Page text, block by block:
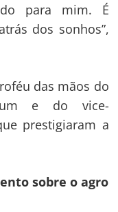
para mim. É
dos sonhos”,
das mãos do
e do vice-
prestigiaram a
sobre o agro